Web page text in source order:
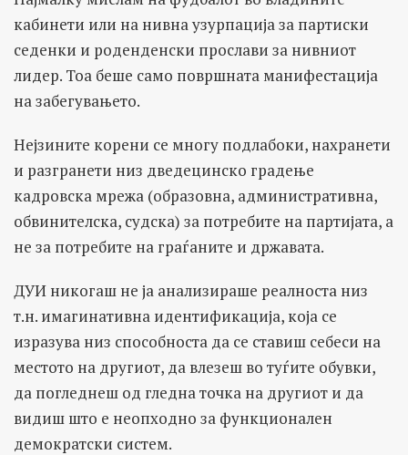
кабинети или на нивна узурпација за партиски
седенки и роденденски прослави за нивниот
лидер. Тоа беше само површната манифестација
на забегувањето.
Нејзините корени се многу подлабоки, нахранети
и разгранети низ дведецинско градење
кадровска мрежа (образовна, административна,
обвинителска, судска) за потребите на партијата, а
не за потребите на граѓаните и државата.
ДУИ никогаш не ја анализираше реалноста низ
т.н. имагинативна идентификација, која се
изразува низ способноста да се ставиш себеси на
местото на другиот, да влезеш во туѓите обувки,
да погледнеш од гледна точка на другиот и да
видиш што е неопходно за функционален
демократски систем.